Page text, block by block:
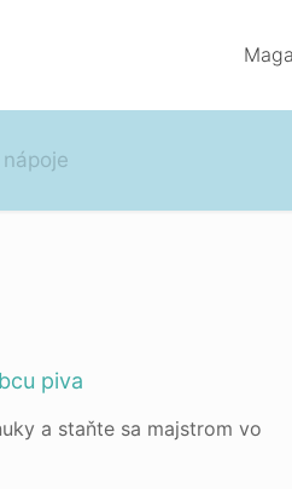
piva
a staňte sa majstrom vo